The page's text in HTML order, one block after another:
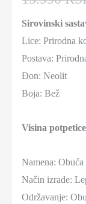
Sirovinski
Lice: Prirodna
Postava:
Đon: Neolit
Boja: Bež
Visina
Namena:
Način izrade:
Održavanje: